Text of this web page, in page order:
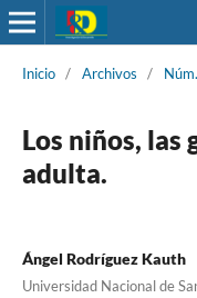
Inicio / Archivos /
Los niños, las
adulta.
Ángel Rodríguez Kauth
Universidad Nacional de